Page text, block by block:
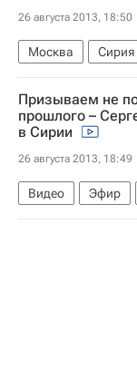
Прайм
Россия
26 августа 2013, 18:50
Москва Сирия
Барак Обама
Пан Ги Мун
Форин-офис
МИД Сирии
G8
Саммит G8
Призываем не
прошлого –
в Сирии
26 августа 2013, 18:49
Видео Эфир
Политика